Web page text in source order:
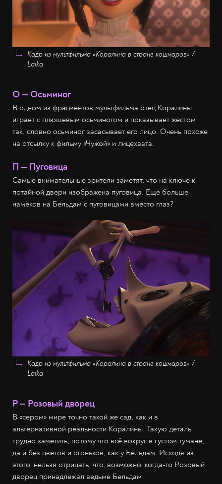
Кадр из мультфильма «Коралина в стране кошмаров» /
Laika
О — Осьминог
В одном из фрагментов мультфильма отец Коралины
играет с плюшевым осьминогом и показывает жестом
так, словно осьминог засасывает его лицо. Очень похоже
на отсылку к фильму «Чужой» и лицехвата.
П — Пуговица
Самые внимательные зрители заметят, что на ключе к
потайной двери изображена пуговица. Ещё больше
намёков на Бельдам с пуговицами вместо глаз?
Кадр из мультфильма «Коралина в стране кошмаров» /
Laika
Р — Розовый дворец
В «сером» мире точно такой же сад, как и в
альтернативной реальности Коралины. Такую деталь
трудно заметить, потому что всё вокруг в густом тумане,
да и без цветов и огоньков, как у Бельдам. Исходя из
этого, нельзя отрицать, что, возможно, когда-то Розовый
дворец принадлежал ведьме Бельдам.